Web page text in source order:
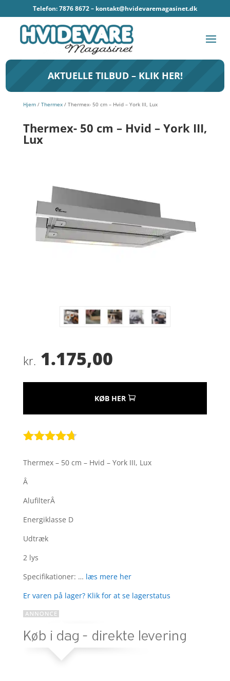
Telefon: 7876 8672 – kontakt@hvidevaremagasinet.dk
AKTUELLE TILBUD – KLIK HER!
Hjem/ Thermex/ Thermex- 50 cm – Hvid – York III, Lux
Thermex- 50 cm – Hvid – York III,
Lux
kr. 1.175,00
KØB HER
som4.6
baseret
kundebedø
Thermex – 50 cm – Hvid – York III, Lux
Â
AlufilterÂ
Energiklasse D
Udtræk
2 lys
Specifikationer: … læs mere her
Er varen på lager? Klik for at se lagerstatus